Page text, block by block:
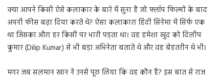
क्या आपने किसी ऐसे कलाकार के बारे में सुना है जो फ्लॉप फिल्मों के बाद
अपनी फीस बढ़ा दिया करते थे? ऐसा कलाकारा हिंदी सिनेमा में सिर्फ एक
था जिसका औरा हर किसी पर भारी पड़ता था। वह हमेशा खुद को दिलीप
कुमार (Dilip Kumar) से भी बड़ा अभिनेता बताते थे और वह बेहतरीन थे भी।
मगर जब सलमान खान ने उनसे पूछ लिया कि वह कौन हैं? इस बात से राज